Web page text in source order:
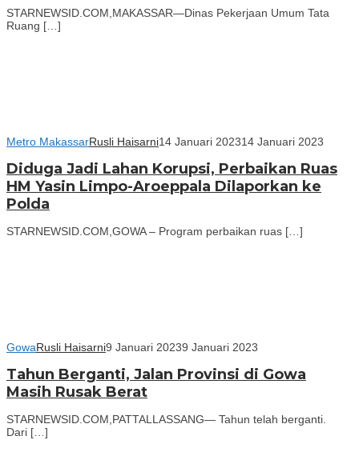
STARNEWSID.COM,MAKASSAR—Dinas Pekerjaan Umum Tata
Ruang […]
Metro MakassarRusli Haisarni14 Januari 202314 Januari 2023
Diduga Jadi Lahan Korupsi, Perbaikan Ruas
HM Yasin Limpo-Aroeppala Dilaporkan ke
Polda
STARNEWSID.COM,GOWA – Program perbaikan ruas […]
GowaRusli Haisarni9 Januari 20239 Januari 2023
Tahun Berganti, Jalan Provinsi di Gowa
Masih Rusak Berat
STARNEWSID.COM,PATTALLASSANG— Tahun telah berganti.
Dari […]